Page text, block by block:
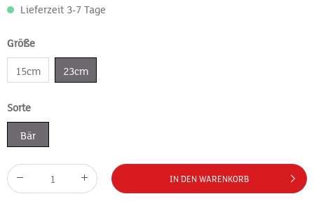
Lieferzeit 3-7 Tage
Größe
15cm 23cm
Sorte
Bär
IN DEN WARENKORB